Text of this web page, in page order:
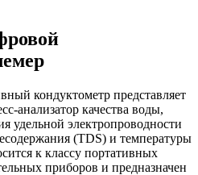
кондуктометр представляет
анализатор качества воды,
удельной электропроводности
(TDS) и температуры
к классу портативных
приборов и предназначен